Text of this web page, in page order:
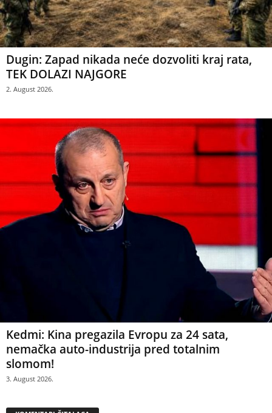
Dugin: Zapad nikada neće dozvoliti kraj rata,
TEK DOLAZI NAJGORE
2. August 2026.
Kedmi: Kina pregazila Evropu za 24 sata,
nemačka auto-industrija pred totalnim
slomom!
3. August 2026.